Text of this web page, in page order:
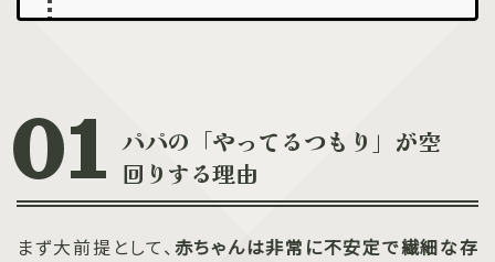
パパの「やってるつもり」が空
回りする理由
まず大前提として、 赤ちゃんは非常に不安定で繊細な存